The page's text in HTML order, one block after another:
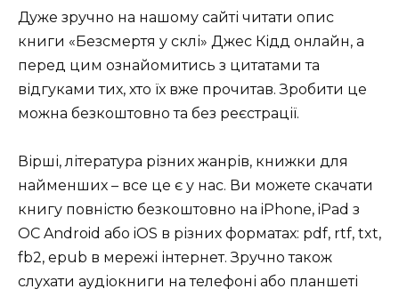
Дуже зручно на нашому сайті читати опис
книги «Безсмертя у склі» Джес Кідд онлайн, а
перед цим ознайомитись з цитатами та
відгуками тих, хто їх вже прочитав. Зробити це
можна безкоштовно та без реєстрації.
Вірші, література різних жанрів, книжки для
найменших – все це є у нас. Ви можете скачати
книгу повністю безкоштовно на iPhone, iPad з
ОС Android або iOS в різних форматах: pdf, rtf, txt,
fb2, epub в мережі інтернет. Зручно також
слухати аудіокниги на телефоні або планшеті